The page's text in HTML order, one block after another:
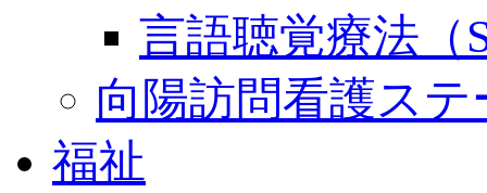
言語聴覚療法（
向陽訪問看護ス
福祉